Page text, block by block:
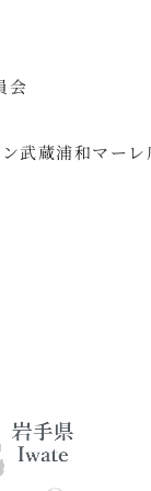
会
武蔵浦和マー